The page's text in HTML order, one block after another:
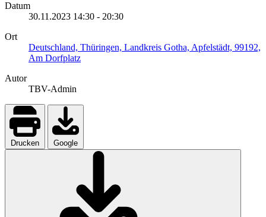
Datum
30.11.2023 14:30 - 20:30
Ort
Deutschland, Thüringen, Landkreis Gotha, Apfelstädt, 99192,
Am Dorfplatz
Autor
TBV-Admin
Drucken Google